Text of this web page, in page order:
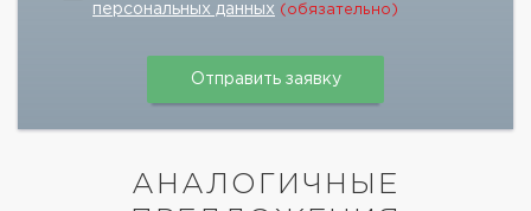
персональных данных (обязательно)
АНАЛОГИЧНЫЕ